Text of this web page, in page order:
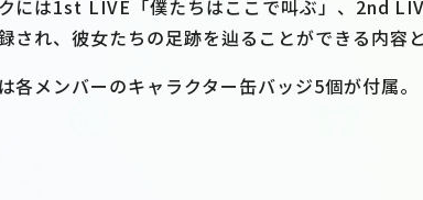
には1st LIVE「僕たちはここで叫ぶ」、2nd
され、彼女たちの足跡を辿ることができる内容と
各メンバーのキャラクター缶バッジ5個が付属。